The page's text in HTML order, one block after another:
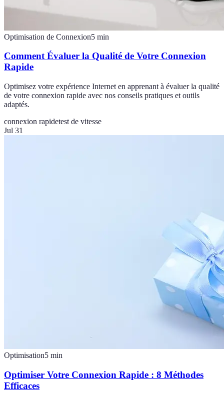
Optimisation de Connexion5 min
Comment Évaluer la Qualité de Votre Connexion
Rapide
Optimisez votre expérience Internet en apprenant à évaluer la qualité
de votre connexion rapide avec nos conseils pratiques et outils
adaptés.
connexion rapidetest de vitesse
Jul 31
Optimisation5 min
Optimiser Votre Connexion Rapide : 8 Méthodes
Efficaces